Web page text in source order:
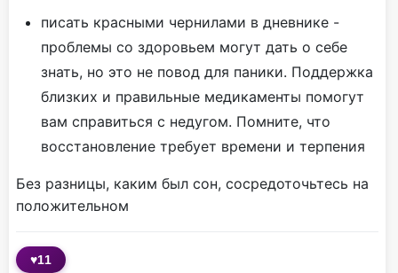
писать красными чернилами в дневнике -
проблемы со здоровьем могут дать о себе
знать, но это не повод для паники. Поддержка
близких и правильные медикаменты помогут
вам справиться с недугом. Помните, что
восстановление требует времени и терпения
Без разницы, каким был сон, сосредоточьтесь на
положительном
♥11